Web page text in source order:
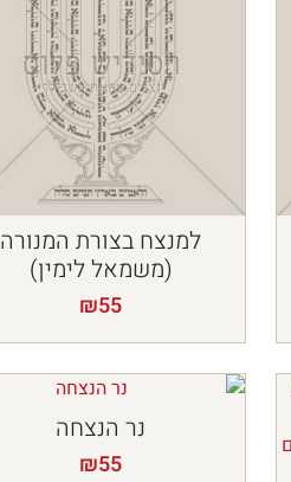
למנצח בצורת המנורה
(משמאל לימין)
₪55
נר הנצחה
₪55